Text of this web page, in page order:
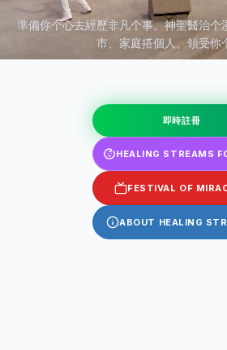
準備你个心去經歷非凡个事。神聖醫治个
市、家庭搭個人。領受你
即時註冊
FESTIVAL OF
ABOUT HEALING